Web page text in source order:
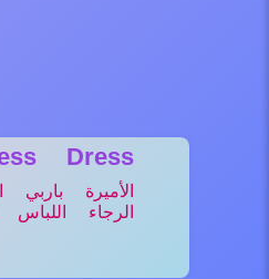
Dress
الأميرة
الرجاء